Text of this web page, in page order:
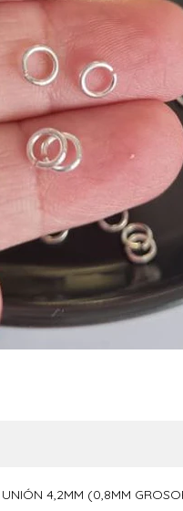
4,2MM (0,8MM